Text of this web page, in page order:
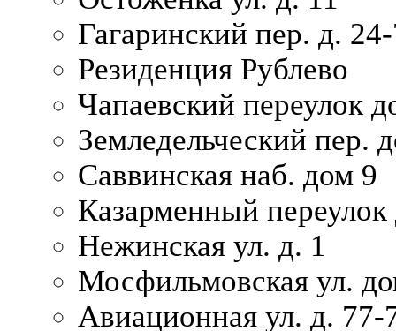
Гагаринский пер. д.
Резиденция Рублево
Чапаевский переулок
Земледельческий пер.
Саввинская наб. дом 9
Казарменный переулок
Нежинская ул. д. 1
Мосфильмовская ул.
Авиационная ул. д. 77-